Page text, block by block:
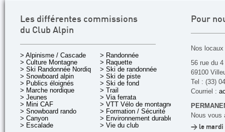
Les différentes commissions
du Club Alpin
> Alpinisme / Cascade
> Culture Montagne
> Ski Randonnée Nordique
> Snowboard alpin
> Publics éloignés
> Marche nordique
> Jeunes
> Mini CAF
> Snowboard rando
> Canyon
> Escalade
> Randonnée
> Raquette
> Ski de randonnée
> Ski de piste
> Ski de fond
> Trail
> Via ferrata
> VTT Vélo de montagne
> Formation / Sécurité
> Environnement durable
> Vie du club
Pour
Nos
56 rue du
69100
Tel : (33)
Courriel :
Nous vous
> le mardi